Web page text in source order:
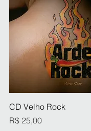
Visualização rápida
CD Velho Rock
Preço
R$ 25,00